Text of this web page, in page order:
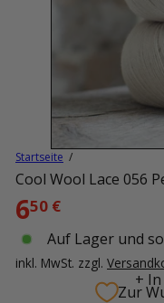
Startseite
Cool Wool Lace 056
Normaler
Preis
650 €
Auf Lager und
inkl. MwSt. zzgl.
+
Zur